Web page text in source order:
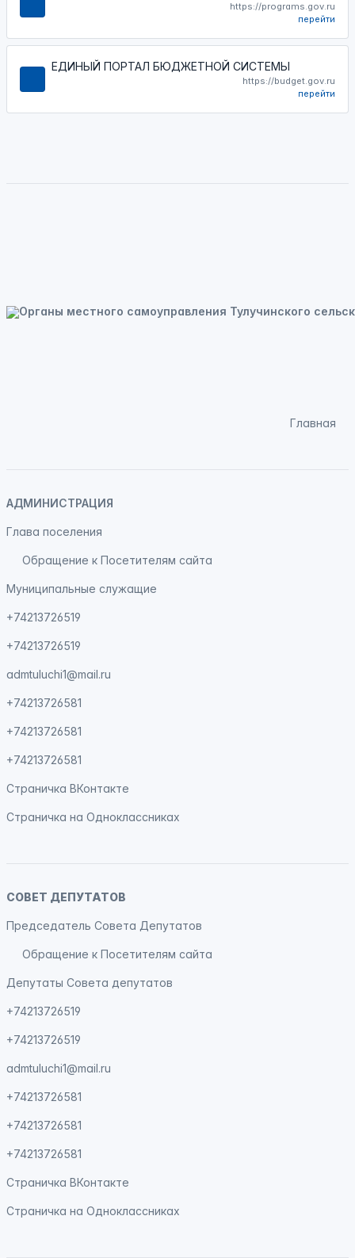
https://programs.gov.ru
перейти
ЕДИНЫЙ ПОРТАЛ БЮДЖЕТНОЙ СИСТЕМЫ
https://budget.gov.ru
перейти
Главная
АДМИНИСТРАЦИЯ
Глава поселения
Обращение к Посетителям сайта
Муниципальные служащие
+74213726519
+74213726519
admtuluchi1@mail.ru
+74213726581
+74213726581
+74213726581
Страничка ВКонтакте
Страничка на Одноклассниках
СОВЕТ ДЕПУТАТОВ
Председатель Совета Депутатов
Обращение к Посетителям сайта
Депутаты Совета депутатов
+74213726519
+74213726519
admtuluchi1@mail.ru
+74213726581
+74213726581
+74213726581
Страничка ВКонтакте
Страничка на Одноклассниках